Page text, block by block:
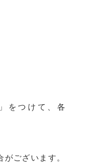
をつけて、各
ございます。